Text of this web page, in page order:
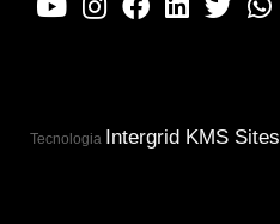
Tecnologia Intergrid KMS Sites